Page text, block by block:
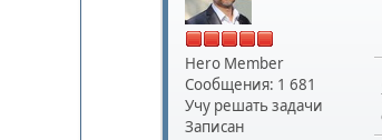
Hero Member
Сообщения: 1 681
Учу решать задачи
Записан